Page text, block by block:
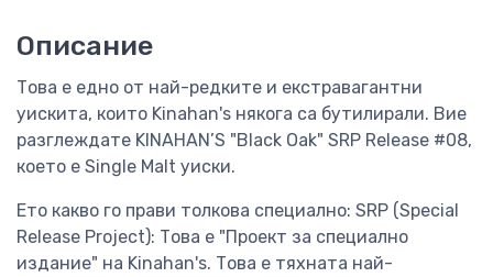
Описание
Това е едно от най-редките и екстравагантни
уискита, които Kinahan's някога са бутилирали. Вие
разглеждате KINAHAN’S "Black Oak" SRP Release #08,
което е Single Malt уиски.
Ето какво го прави толкова специално: SRP (Special
Release Project): Това е "Проект за специално
издание" на Kinahan's. Това е тяхната най-